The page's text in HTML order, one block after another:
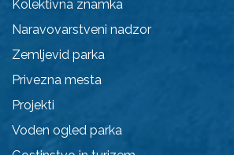
Kolektivna znamka
Naravovarstveni nadzor
Zemljevid parka
Privezna mesta
Projekti
Voden ogled parka